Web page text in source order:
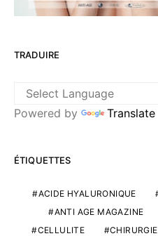
TRADUIRE
Powered by Translate
ÉTIQUETTES
ACIDE HYALURONIQUE
ANTI AGE MAGAZINE
CELLULITE
CHIRURGIE